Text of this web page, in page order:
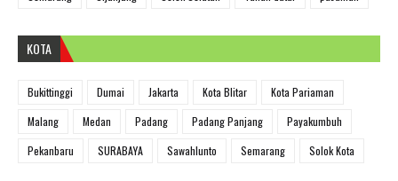
KOTA
Bukittinggi Dumai Jakarta Kota Blitar
Kota Pariaman
Malang
Medan Padang Padang Panjang
Payakumbuh
Pekanbaru
SURABAYA Sawahlunto Semarang Solok Kota